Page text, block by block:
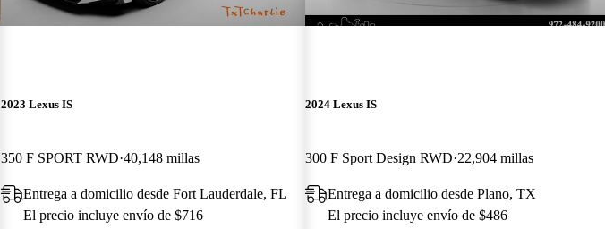
2023 Lexus IS
350 F SPORT RWD 40,148 millas
Entrega a domicilio desde Fort Lauderdale, FL
El precio incluye envío de $716
2024 Lexus IS
300 F Sport Design RWD 22,904 millas
Entrega a domicilio desde Plano, TX
El precio incluye envío de $486